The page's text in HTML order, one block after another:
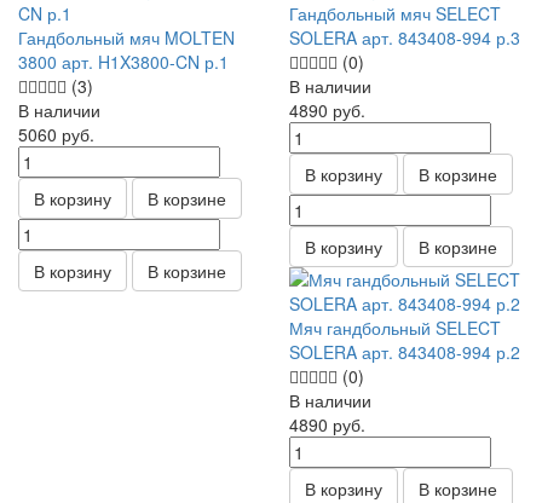
Гандбольный мяч MOLTEN
3800 арт. H1X3800-CN р.1
(3)
В наличии
5060 руб.
В корзину В корзине
В корзину В корзине
Гандбольный мяч SELECT
SOLERA арт. 843408-994 р.3
(0)
В наличии
4890 руб.
В корзину В корзине
В корзину В корзине
Мяч гандбольный SELECT
SOLERA арт. 843408-994 р.2
(0)
В наличии
4890 руб.
В корзину В корзине